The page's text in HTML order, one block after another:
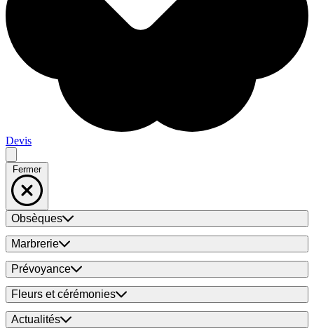
Devis
Fermer
Obsèques
Marbrerie
Prévoyance
Fleurs et cérémonies
Actualités